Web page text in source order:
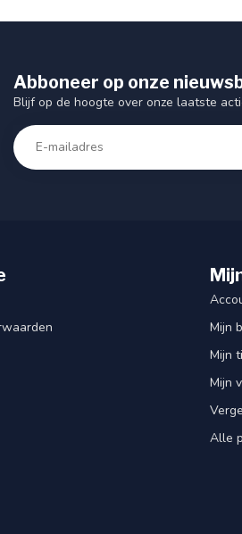
Abboneer op onze
Blijf op de hoogte over onze laatste
Mijn
Mijn
Mijn
Alle